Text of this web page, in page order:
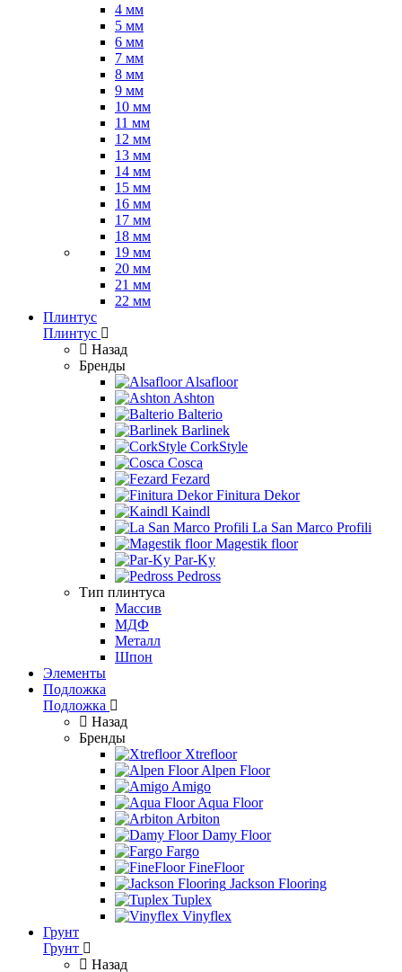
4 мм
5 мм
6 мм
7 мм
8 мм
9 мм
10 мм
11 мм
12 мм
13 мм
14 мм
15 мм
16 мм
17 мм
18 мм
19 мм
20 мм
21 мм
22 мм
Плинтус
Плинтус
Назад
Бренды
Alsafloor
Ashton
Balterio
Barlinek
CorkStyle
Cosca
Fezard
Finitura Dekor
Kaindl
La San Marco Profili
Magestik floor
Par-Ky
Pedross
Тип плинтуса
Массив
МДФ
Металл
Шпон
Элементы
Подложка
Подложка
Назад
Бренды
Xtrefloor
Alpen Floor
Amigo
Aqua Floor
Arbiton
Damy Floor
Fargo
FineFloor
Jackson Flooring
Tuplex
Vinyflex
Грунт
Грунт
Назад